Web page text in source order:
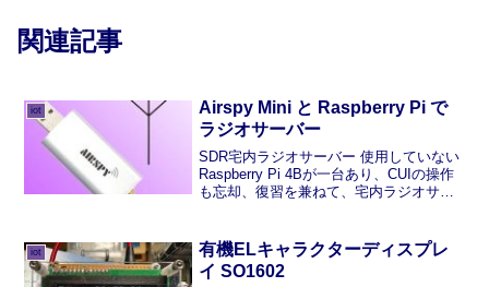
関連記事
iot
Airspy Mini と Raspberry Pi で
ラジオサーバー
SDR宅内ラジオサーバー 使用していない
Raspberry Pi 4Bが一台あり、CUIの操作
も忘却、復習を兼ねて、宅内ラジオサー
Airspy Miniを2...
iot
有機ELキャラクターディスプレ
イ SO1602